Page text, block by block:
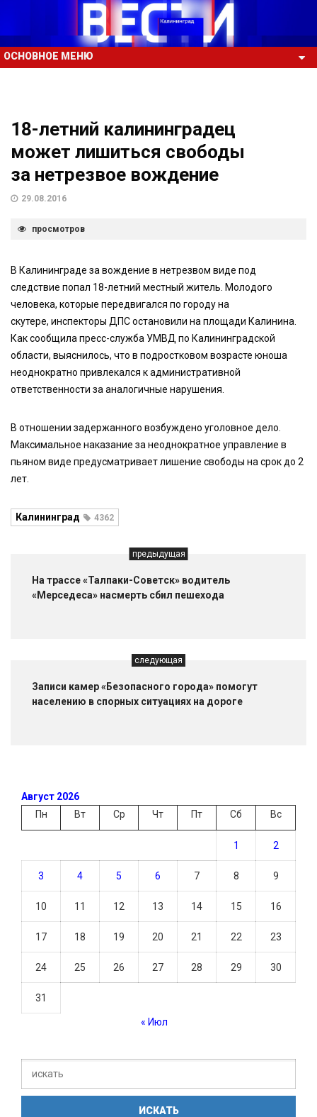
ОСНОВНОЕ МЕНЮ
18-летний калининградец
может лишиться свободы
за нетрезвое вождение
29.08.2016
просмотров
В Калининграде за вождение в нетрезвом виде под
следствие попал 18-летний местный житель. Молодого
человека, которые передвигался по городу на
скутере, инспекторы ДПС остановили на площади Калинина.
Как сообщила пресс-служба УМВД по Калининградской
области, выяснилось, что в подростковом возрасте юноша
неоднократно привлекался к административной
ответственности за аналогичные нарушения.
В отношении задержанного возбуждено уголовное дело.
Максимальное наказание за неоднократное управление в
пьяном виде предусматривает лишение свободы на срок до 2
лет.
Калининград 4362
предыдущая
На трассе «Талпаки-Советск» водитель
«Мерседеса» насмерть сбил пешехода
следующая
Записи камер «Безопасного города» помогут
населению в спорных ситуациях на дороге
Август 2026
Пн
Вт Ср Чт Пт Сб Вс
1 2
3 4 5 6 7 8 9
10 11 12 13 14 15 16
17 18 19 20 21 22 23
24 25 26 27 28 29 30
31
« Июл